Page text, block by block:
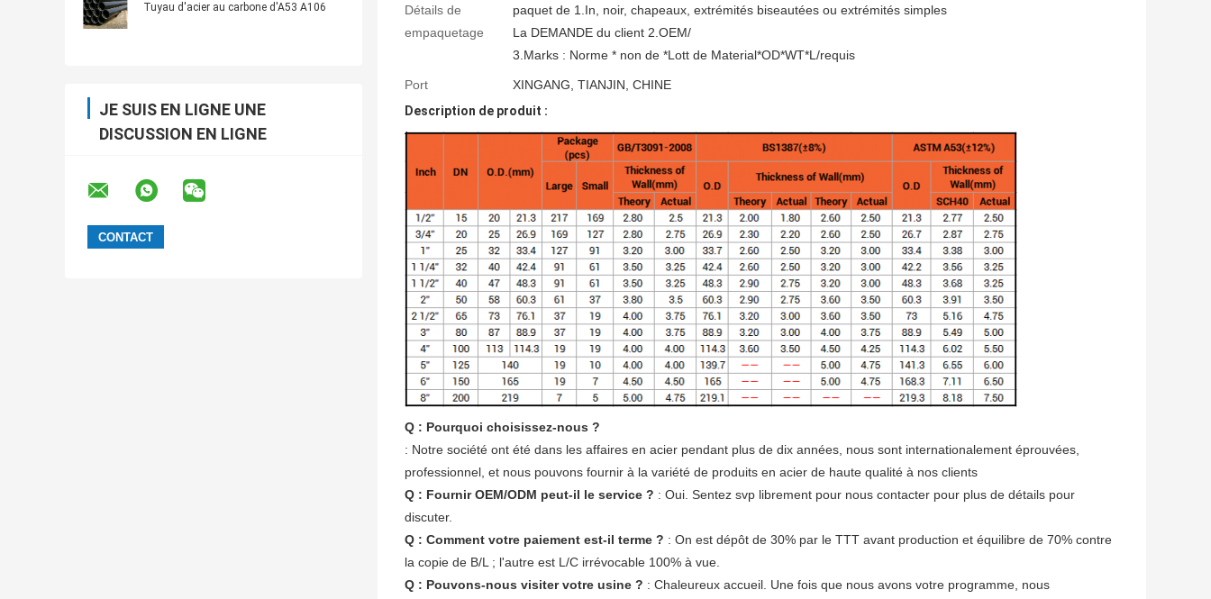
Tuyau d'acier au carbone d'A53 A106
JE SUIS EN LIGNE UNE
DISCUSSION EN LIGNE
Détails de
empaquetage
paquet de 1.In, noir, chapeaux, extrémités biseautées ou extrémités simples
La DEMANDE du client 2.OEM/
3.Marks : Norme * non de *Lott de Material*OD*WT*L/requis
Port
XINGANG, TIANJIN, CHINE
Description de produit :
Q : Pourquoi choisissez-nous ?
: Notre société ont été dans les affaires en acier pendant plus de dix années, nous sont internationalement éprouvées,
professionnel, et nous pouvons fournir à la variété de produits en acier de haute qualité à nos clients
Q : Fournir OEM/ODM peut-il le service ? : Oui. Sentez svp librement pour nous contacter pour plus de détails pour
discuter.
Q : Comment votre paiement est-il terme ? : On est dépôt de 30% par le TTT avant production et équilibre de 70% contre
la copie de B/L ; l'autre est L/C irrévocable 100% à vue.
Q : Pouvons-nous visiter votre usine ? : Chaleureux accueil. Une fois que nous avons votre programme, nous